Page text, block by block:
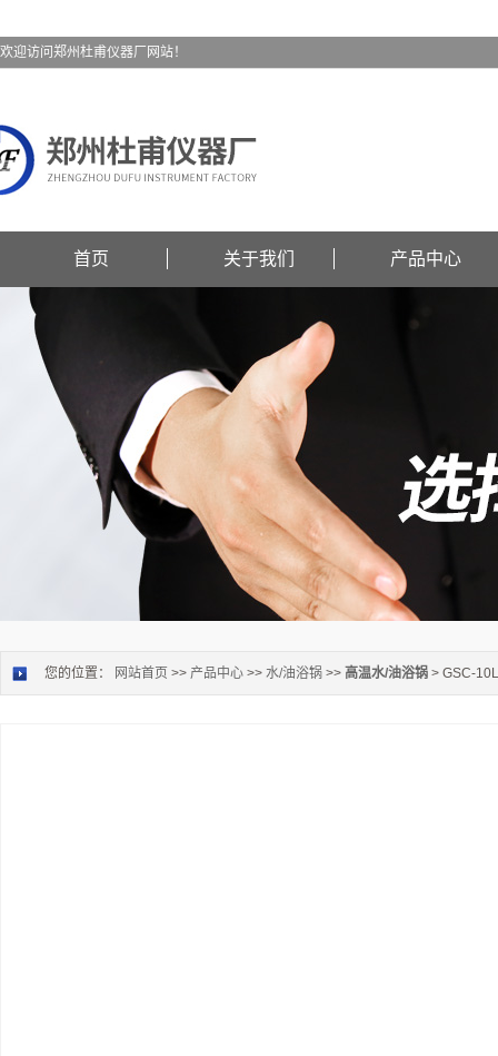
欢迎访问郑州杜甫仪器厂网站！
首页 关于我们 产品中心
您的位置： 网站首页 >> 产品中心 >> 水/油浴锅 >> 高温水/油浴锅 > GSC-